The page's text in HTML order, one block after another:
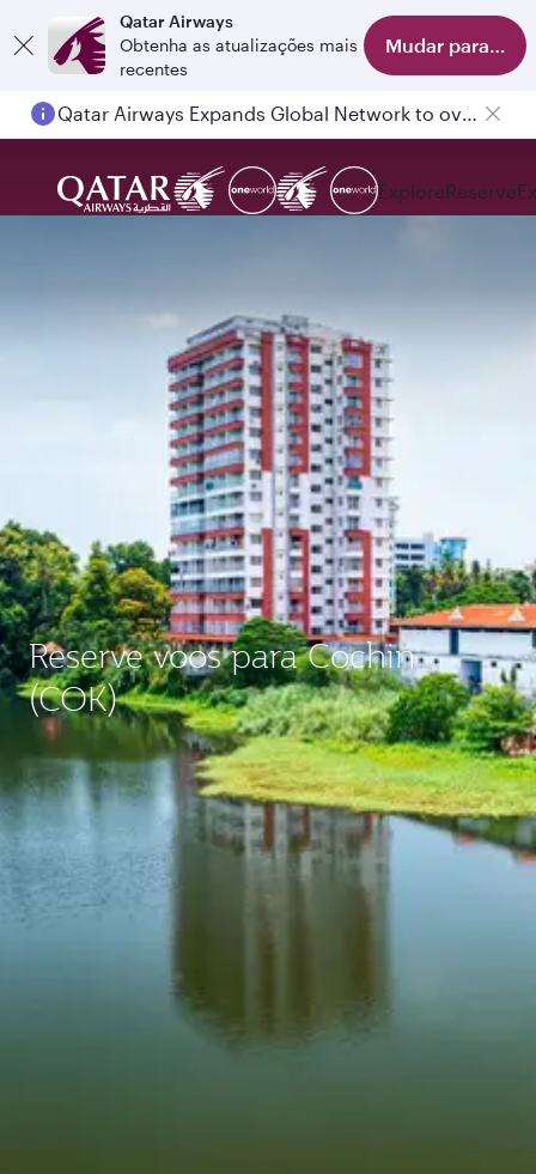
Qatar Airways
Obtenha as atualizações mais
recentes
Mudar para o
Qatar Airways Expands Global Network to over 160 Destinations
ExploreReserve
Reserve voos para Cochin
(COK)